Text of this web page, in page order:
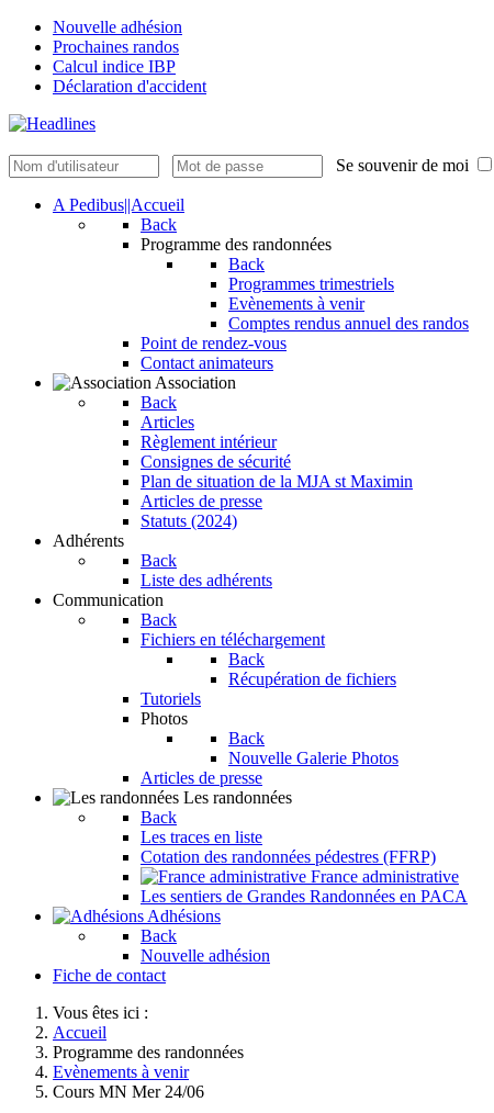
Nouvelle adhésion
Prochaines randos
Calcul indice IBP
Déclaration d'accident
Se souvenir de moi
A Pedibus||Accueil
Back
Programme des randonnées
Back
Programmes trimestriels
Evènements à venir
Comptes rendus annuel des randos
Point de rendez-vous
Contact animateurs
Association
Back
Articles
Règlement intérieur
Consignes de sécurité
Plan de situation de la MJA st Maximin
Articles de presse
Statuts (2024)
Adhérents
Back
Liste des adhérents
Communication
Back
Fichiers en téléchargement
Back
Récupération de fichiers
Tutoriels
Photos
Back
Nouvelle Galerie Photos
Articles de presse
Les randonnées
Back
Les traces en liste
Cotation des randonnées pédestres (FFRP)
France administrative
Les sentiers de Grandes Randonnées en PACA
Adhésions
Back
Nouvelle adhésion
Fiche de contact
Vous êtes ici :
Accueil
Programme des randonnées
Evènements à venir
Cours MN Mer 24/06